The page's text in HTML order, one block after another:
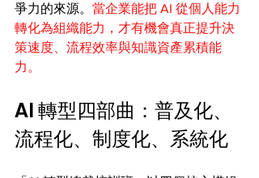
爭力的來源。 當企業能把 AI 從個人能力
轉化為組織能力，才有機會真正提升決
策速度、流程效率與知識資產累積能
力。
AI 轉型四部曲：普及化、
流程化、制度化、系統化